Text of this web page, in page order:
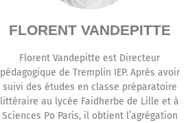
FLORENT VANDEPITTE
Florent Vandepitte est Directeur
pédagogique de Tremplin IEP. Après avoir
suivi des études en classe préparatoire
littéraire au lycée Faidherbe de Lille et à
Sciences Po Paris, il obtient l’agrégation